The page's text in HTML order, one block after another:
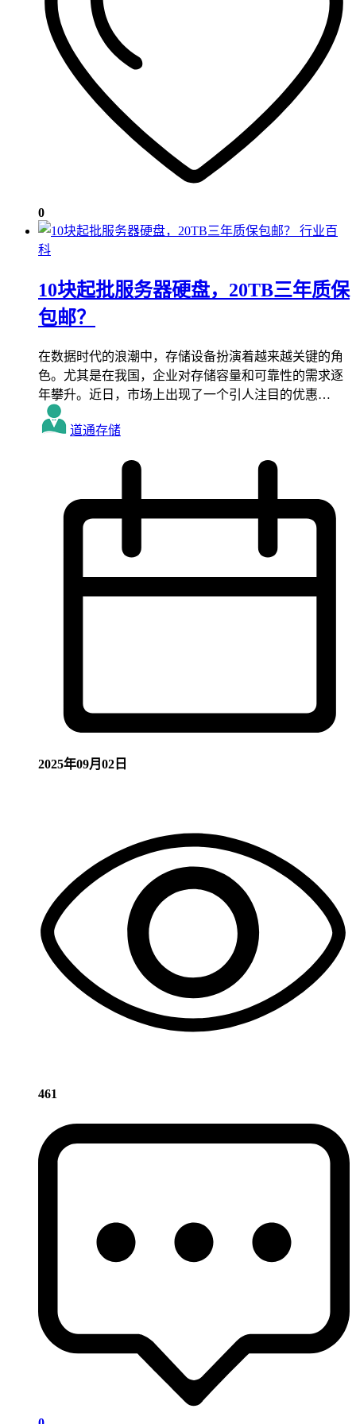
0
行业百
科
10块起批服务器硬盘，20TB三年质保
包邮？
在数据时代的浪潮中，存储设备扮演着越来越关键的角
色。尤其是在我国，企业对存储容量和可靠性的需求逐
年攀升。近日，市场上出现了一个引人注目的优惠…
道通存储
2025年09月02日
461